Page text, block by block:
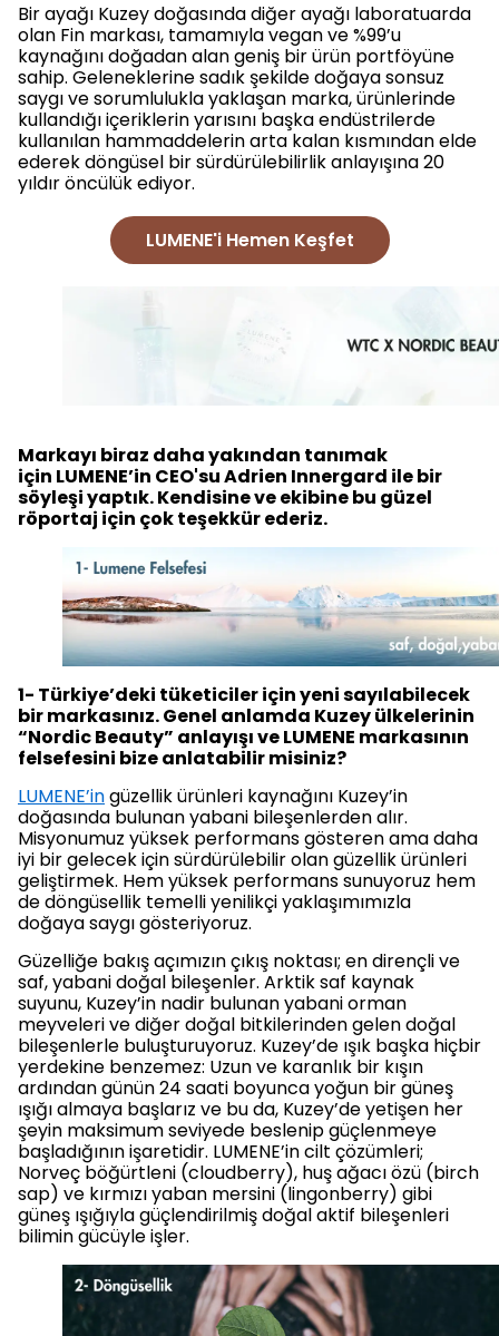
Bir ayağı Kuzey doğasında diğer ayağı laboratuarda
olan Fin markası, tamamıyla vegan ve %99’u
kaynağını doğadan alan geniş bir ürün portföyüne
sahip. Geleneklerine sadık şekilde doğaya sonsuz
saygı ve sorumlulukla yaklaşan marka, ürünlerinde
kullandığı içeriklerin yarısını başka endüstrilerde
kullanılan hammaddelerin arta kalan kısmından elde
ederek döngüsel bir sürdürülebilirlik anlayışına 20
yıldır öncülük ediyor.
LUMENE'i Hemen Keşfet
Markayı biraz daha yakından tanımak
için LUMENE’in CEO'su Adrien Innergard ile bir
söyleşi yaptık. Kendisine ve ekibine bu güzel
röportaj için çok teşekkür ederiz.
1- Türkiye’deki tüketiciler için yeni sayılabilecek
bir markasınız. Genel anlamda Kuzey ülkelerinin
“Nordic Beauty” anlayışı ve LUMENE markasının
felsefesini bize anlatabilir misiniz?
LUMENE’ingüzellik ürünleri kaynağını Kuzey’in
doğasında bulunan yabani bileşenlerden alır.
Misyonumuz yüksek performans gösteren ama daha
iyi bir gelecek için sürdürülebilir olan güzellik ürünleri
geliştirmek. Hem yüksek performans sunuyoruz hem
de döngüsellik temelli yenilikçi yaklaşımımızla
doğaya saygı gösteriyoruz.
Güzelliğe bakış açımızın çıkış noktası; en dirençli ve
saf, yabani doğal bileşenler. Arktik saf kaynak
suyunu, Kuzey’in nadir bulunan yabani orman
meyveleri ve diğer doğal bitkilerinden gelen doğal
bileşenlerle buluşturuyoruz. Kuzey’de ışık başka hiçbir
yerdekine benzemez: Uzun ve karanlık bir kışın
ardından günün 24 saati boyunca yoğun bir güneş
ışığı almaya başlarız ve bu da, Kuzey’de yetişen her
şeyin maksimum seviyede beslenip güçlenmeye
başladığının işaretidir. LUMENE’in cilt çözümleri;
Norveç böğürtleni (cloudberry), huş ağacı özü (birch
sap) ve kırmızı yaban mersini (lingonberry) gibi
güneş ışığıyla güçlendirilmiş doğal aktif bileşenleri
bilimin gücüyle işler.